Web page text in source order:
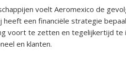
voelt Aeromexico de
heeft een financiële strategie
voort te zetten en tegelijkertijd te
en klanten.